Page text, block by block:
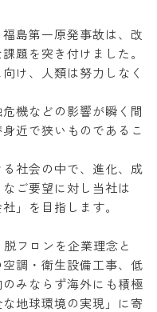
島第一原発事故は、改
題を突き付けました。
け、人類は努力しなく
機などの影響が瞬く間
近で狭いものであるこ
社会の中で、進化、成
ご要望に対し当社は
」を目指します。
フロンを企業理念と
調・衛生設備工事、低
みならず海外にも積極
地球環境の実現」に寄